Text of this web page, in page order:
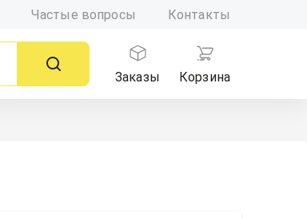
Частые вопросы Контакты
Заказы
Корзина